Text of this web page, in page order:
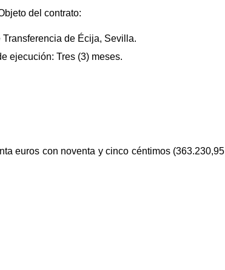
del contrato:
de Écija, Sevilla.
ejecución: Tres (3) meses.
euros con noventa y cinco céntimos (363.230,95